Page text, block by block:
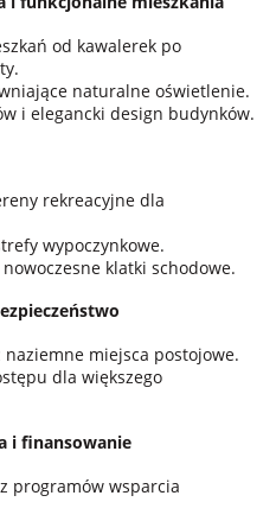
od kawalerek po
naturalne oświetlenie.
i elegancki design budynków.
rekreacyjne dla
wypoczynkowe.
klatki schodowe.
miejsca postojowe.
dla większego
i finansowanie
programów wsparcia